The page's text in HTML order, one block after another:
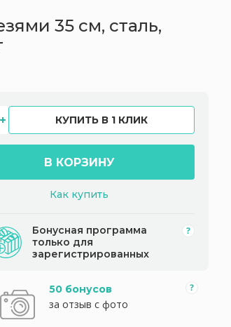
35 см, сталь,
КУПИТЬ В 1 КЛИК
В КОРЗИНУ
Как купить
Бонусная программа
только для
зарегистрированных
50 бонусов
за отзыв с фото